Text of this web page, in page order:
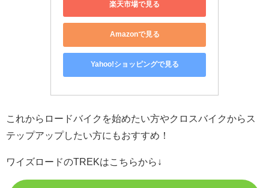
楽天市場で見る
Amazonで見る
Yahoo!ショッピングで見る
これからロードバイクを始めたい方やクロスバイクからス
テップアップしたい方にもおすすめ！
ワイズロードのTREKはこちらから↓